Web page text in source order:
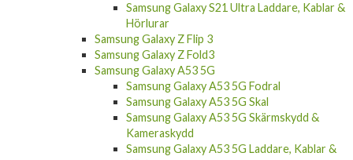
Samsung Galaxy S21 Ultra Laddare, Kablar &
Hörlurar
Samsung Galaxy Z Flip 3
Samsung Galaxy Z Fold3
Samsung Galaxy A53 5G
Samsung Galaxy A53 5G Fodral
Samsung Galaxy A53 5G Skal
Samsung Galaxy A53 5G Skärmskydd &
Kameraskydd
Samsung Galaxy A53 5G Laddare, Kablar &